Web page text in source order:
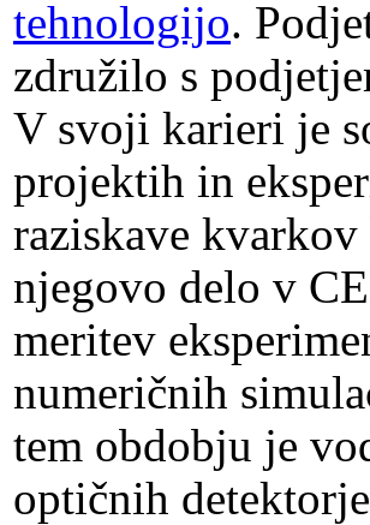
tehnologijo.
združilo s
V svoji karieri je
projektih in
raziskave
njegovo delo v
meritev
numeričnih
tem obdobju je
optičnih